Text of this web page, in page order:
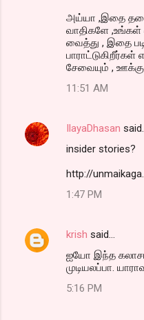
அய்யா ,இதை தலை
வாதிகளே ,உங்கள்
வைத்து , இதை
சேவையும் ,
11:51 AM
IlayaDhasan said…
insider stories?
http://
1:47 PM
krish said…
ஐயோ இந்த
முடியலப்பா.
5:16 PM